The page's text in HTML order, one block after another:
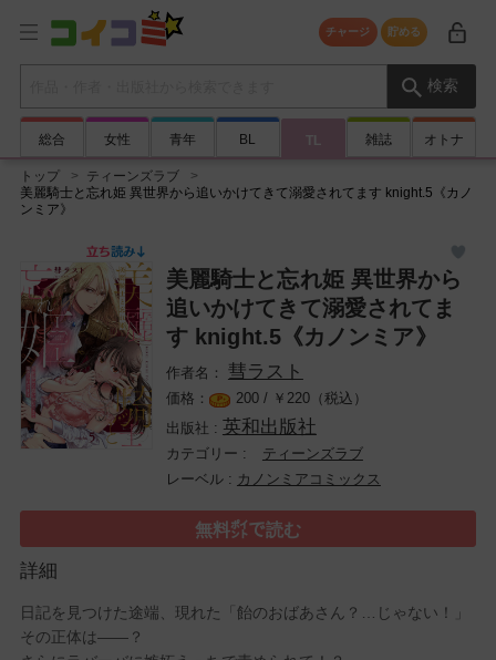
チャージ 貯める
検索
総合 女性 青年 BL TL 雑誌 オトナ
トップ
ティーンズラブ
美麗騎士と忘れ姫 異世界から追いかけてきて溺愛されてます knight.5《カノ
ンミア》
美麗騎士と忘れ姫 異世界から
追いかけてきて溺愛されてま
す knight.5《カノンミア》
彗ラスト
200 / ￥ 220（税込）
英和出版社
ティーンズラブ
カノンミアコミックス
無料㌽で読む
詳細
日記を見つけた途端、現れた「飴のおばあさん？…じゃない！」
その正体は――？